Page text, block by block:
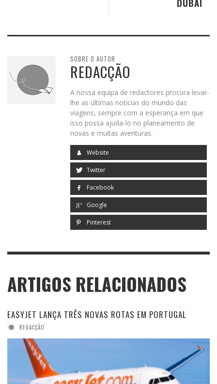
DUBAI
SOBRE O AUTOR
REDACÇÃO
A nossa equipa de redactores procura levar-
lhe as últimas notícias do mundo das
viagens, sempre com a esperança em que
isso possa ajuda-lo no planeamento de
novas e muitas aventuras.
Website
Twitter
Facebook
Google
Pinterest
ARTIGOS RELACIONADOS
EASYJET LANÇA TRÊS NOVAS ROTAS EM PORTUGAL
REDACÇÃO